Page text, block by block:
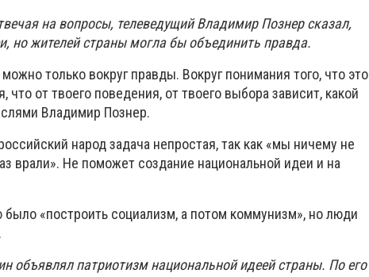
на вопросы, телеведущий Владимир Познер сказал,
но жителей страны могла бы объединить правда.
только вокруг правды. Вокруг понимания того, что это
что от твоего поведения, от твоего выбора зависит, какой
Владимир Познер.
народ задача непростая, так как «мы ничему не
врали». Не поможет создание национальной идеи и на
«построить социализм, а потом коммунизм», но люди
объявлял патриотизм национальной идеей страны. По его